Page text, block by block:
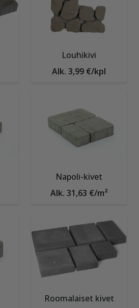
Louhikivi
Alk. 3,99 €/kpl
Napoli-kivet
Alk. 31,63 €/m²
Roomalaiset kivet